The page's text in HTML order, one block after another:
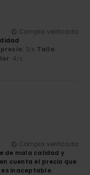
Compra verificada
: 2/5 Talla:
: 4/5
Compra verificada
de mala calidad y
cuenta el precio que
inaceptable.